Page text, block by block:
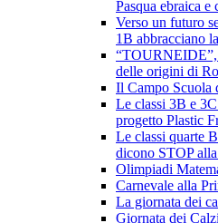
Pasqua ebraica e
Verso un futuro
1B abbracciano
“TOURNEIDE”,
delle origini di
Il Campo Scuola
Le classi 3B e
progetto Plastic
Le classi quarte
dicono STOP
Olimpiadi
Carnevale alla
La giornata dei
Giornata dei